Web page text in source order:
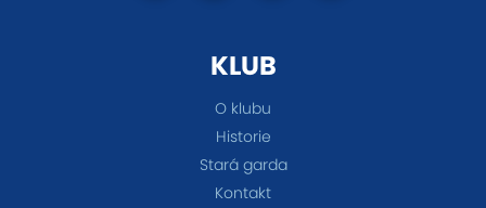
KLUB
O klubu
Historie
Stará garda
Kontakt